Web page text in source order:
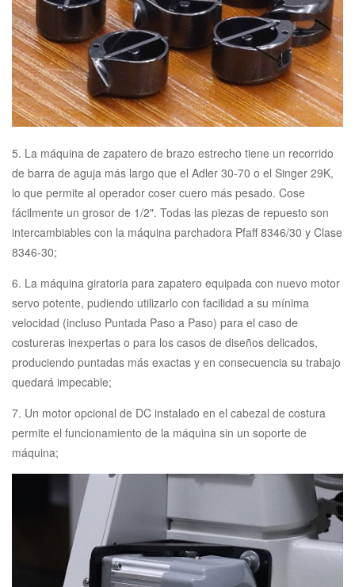
5. La máquina de zapatero de brazo estrecho tiene un recorrido
de barra de aguja más largo que el Adler 30-70 o el Singer 29K,
lo que permite al operador coser cuero más pesado. Cose
fácilmente un grosor de 1/2". Todas las piezas de repuesto son
intercambiables con la máquina parchadora Pfaff 8346/30 y Clase
8346-30;
6. La máquina giratoria para zapatero equipada con nuevo motor
servo potente, pudiendo utilizarlo con facilidad a su mínima
velocidad (incluso Puntada Paso a Paso) para el caso de
costureras inexpertas o para los casos de diseños delicados,
produciendo puntadas más exactas y en consecuencia su trabajo
quedará impecable;
7. Un motor opcional de DC instalado en el cabezal de costura
permite el funcionamiento de la máquina sin un soporte de
máquina;